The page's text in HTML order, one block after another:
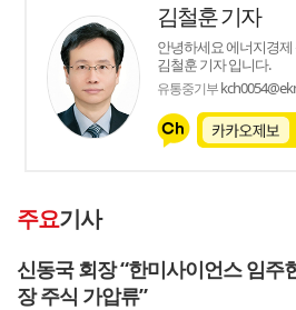
김철훈 기자
안녕하세요 에너지경제
김철훈 기자 입니다.
유통중기부
주요기사
신동국 회장 “한미사이언스 임주
장 주식 가압류”